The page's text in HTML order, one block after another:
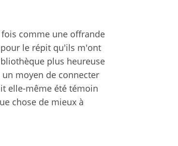
comme une offrande
le répit qu'ils m'ont
plus heureuse
moyen de connecter
elle-même été témoin
chose de mieux à